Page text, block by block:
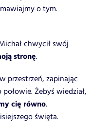
o tym.
chwycił swój
stronę.
przestrzeń, zapinając
Żebyś wiedział,
cię równo.
święta.